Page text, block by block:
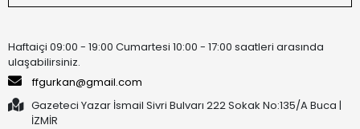
Haftaiçi 09:00 - 19:00 Cumartesi 10:00 - 17:00 saatleri arasında
ulaşabilirsiniz.
ffgurkan@gmail.com
Gazeteci Yazar İsmail Sivri Bulvarı 222 Sokak No:135/A Buca |
İZMİR